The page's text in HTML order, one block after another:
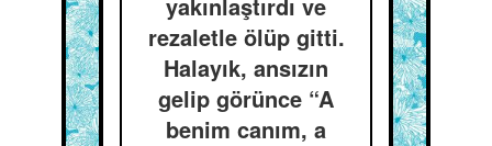
rezaletle ölüp gitti.
Halayık, ansızın
gelip görünce “A
benim canım, a